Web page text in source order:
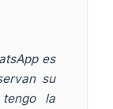
es
su
la